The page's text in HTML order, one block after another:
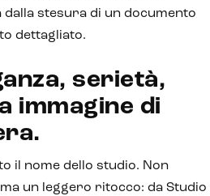
dalla stesura di un documento
dettagliato.
serietà,
immagine di
il nome dello studio. Non
un leggero ritocco: da Studio